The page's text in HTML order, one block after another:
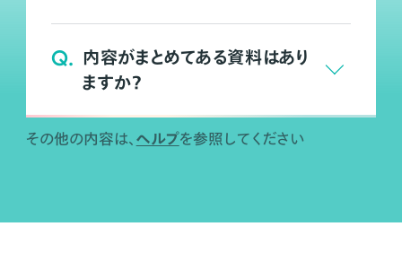
Q. 内容がまとめてある資料はあり
ますか？
その他の内容は、 ヘルプを参照してください